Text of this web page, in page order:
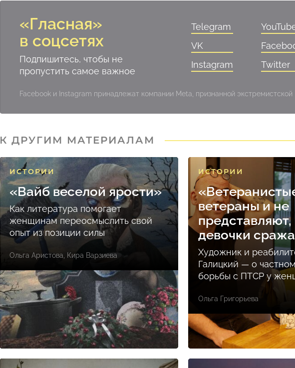
«Гласная»
в соцсетях
Подпишитесь, чтобы не
пропустить самое важное
Telegram
VK
Instagram
Twitter
Facebook и Instagram принадлежат компании Meta, признанной
К ДРУГИМ МАТЕРИАЛАМ
ИСТОРИИ
«Вайб веселой ярости»
Как литература помогает
женщинам переосмыслить свой
опыт из позиции силы
Ольга Аристова Кира Варзиева
ИСТОРИИ
ветераны и не
представляют,
девочки
Художник и
Галицкий — о
борьбы с ПТСР у
Ольга Григорьева